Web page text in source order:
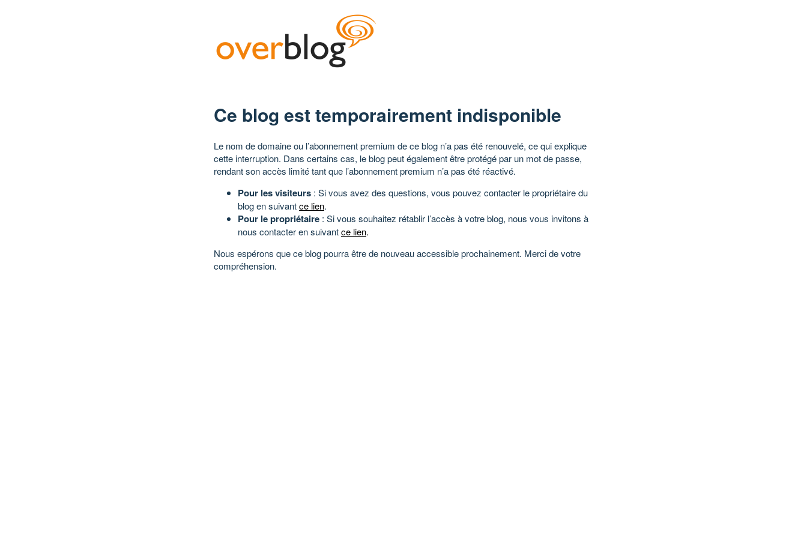
Ce blog est temporairement indisponible
Le nom de domaine ou l’abonnement premium de ce blog n’a pas été renouvelé, ce qui explique
cette interruption. Dans certains cas, le blog peut également être protégé par un mot de passe,
rendant son accès limité tant que l’abonnement premium n’a pas été réactivé.
Pour les visiteurs : Si vous avez des questions, vous pouvez contacter le propriétaire du
blog en suivantce lien.
Pour le propriétaire : Si vous souhaitez rétablir l’accès à votre blog, nous vous invitons à
nous contacter en suivantce lien.
Nous espérons que ce blog pourra être de nouveau accessible prochainement. Merci de votre
compréhension.